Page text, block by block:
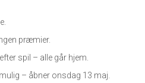
præmier.
spil – alle går hjem.
– åbner onsdag 13 maj.